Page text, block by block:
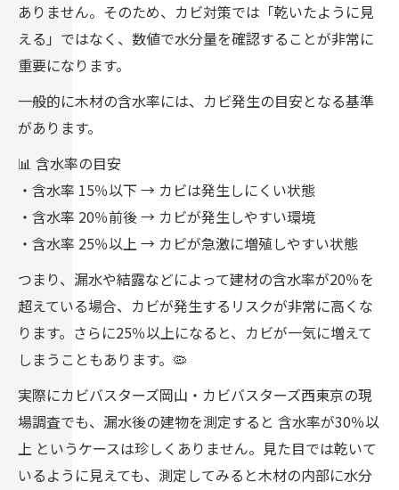
ありません。そのため、カビ対策では「乾いたように見
える」ではなく、数値で水分量を確認することが非常に
重要になります。
一般的に木材の含水率には、カビ発生の目安となる基準
があります。
📊 含水率の目安
・含水率 15％以下 → カビは発生しにくい状態
・含水率 20％前後 → カビが発生しやすい環境
・含水率 25％以上 → カビが急激に増殖しやすい状態
つまり、漏水や結露などによって建材の含水率が20％を
超えている場合、カビが発生するリスクが非常に高くな
ります。さらに25％以上になると、カビが一気に増えて
しまうこともあります。🦠
実際にカビバスターズ岡山・カビバスターズ西東京の現
場調査でも、漏水後の建物を測定すると 含水率が30％以
上 というケースは珍しくありません。見た目では乾いて
いるように見えても、測定してみると木材の内部に水分